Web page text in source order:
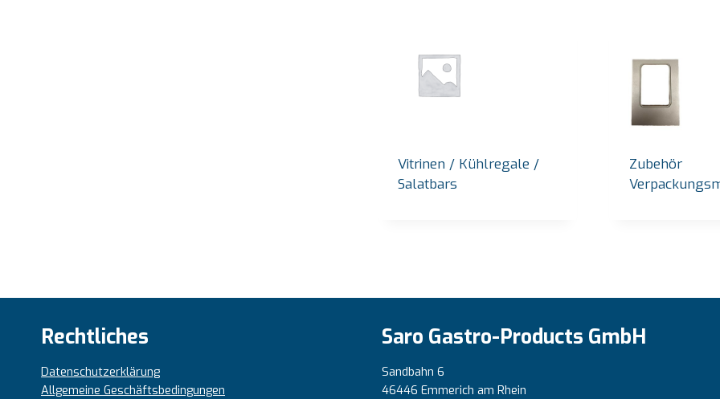
Vitrinen / Kühlregale /
Salatbars
Zubehör
Rechtliches
Datenschutzerklärung
Allgemeine Geschäftsbedingungen
Saro Gastro-Products GmbH
Sandbahn 6
46446 Emmerich am Rhein